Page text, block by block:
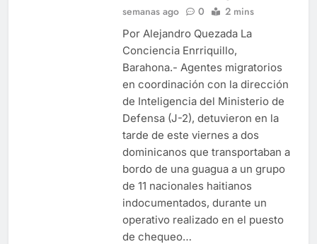
semanas ago
0 2 mins
Por Alejandro Quezada La
Conciencia Enrriquillo,
Barahona.- Agentes migratorios
en coordinación con la dirección
de Inteligencia del Ministerio de
Defensa (J-2), detuvieron en la
tarde de este viernes a dos
dominicanos que transportaban a
bordo de una guagua a un grupo
de 11 nacionales haitianos
indocumentados, durante un
operativo realizado en el puesto
de chequeo…